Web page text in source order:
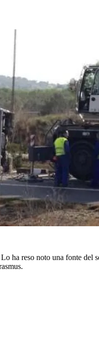
ha reso noto una fonte